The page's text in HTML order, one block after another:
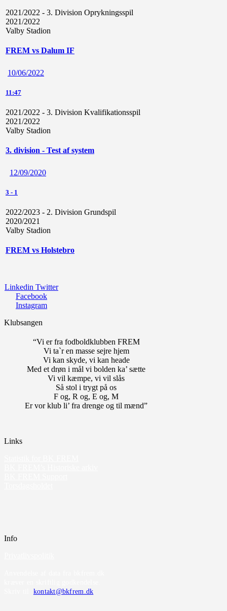
2021/2022 - 3. Division Oprykningsspil
2021/2022
Valby Stadion
FREM vs Dalum IF
10/06/2022
11:47
2021/2022 - 3. Division Kvalifikationsspil
2021/2022
Valby Stadion
3. division - Test af system
12/09/2020
3 - 1
2022/2023 - 2. Division Grundspil
2020/2021
Valby Stadion
FREM vs Holstebro
Linkedin Twitter
Facebook
Instagram
Klubsangen
“Vi er fra fodboldklubben FREM
Vi ta`r en masse sejre hjem
Vi kan skyde, vi kan heade
Med et drøn i mål vi bolden ka’ sætte
Vi vil kæmpe, vi vil slås
Så stol i trygt på os
F og, R og, E og, M
Er vor klub li’ fra drenge og til mænd”
Links
Info
kontakt@bkfrem.dk